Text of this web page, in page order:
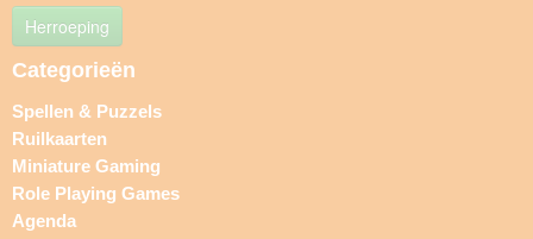
Herroeping
Categorieën
Spellen & Puzzels
Ruilkaarten
Miniature Gaming
Role Playing Games
Agenda